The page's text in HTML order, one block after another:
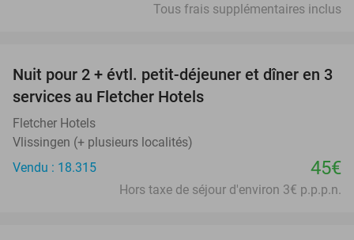
Tous frais supplémentaires inclus
Nuit pour 2 + évtl. petit-déjeuner et dîner en 3
services au Fletcher Hotels
Fletcher Hotels
Vlissingen (+ plusieurs localités)
Vendu : 18.315
45€
Hors taxe de séjour d'environ 3€ p.p.p.n.